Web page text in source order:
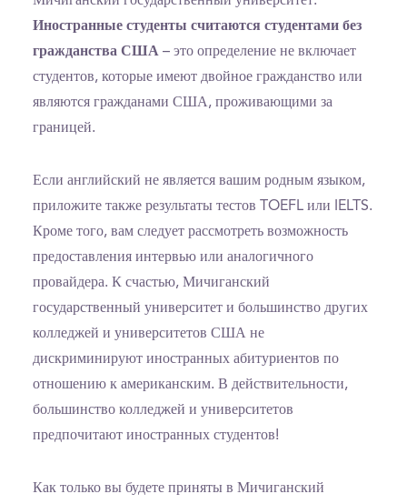
Иностранные студенты считаются студентами без
гражданства США – это определение не включает
студентов, которые имеют двойное гражданство или
являются гражданами США, проживающими за
границей.
Если английский не является вашим родным языком,
приложите также результаты тестов TOEFL или IELTS.
Кроме того, вам следует рассмотреть возможность
предоставления интервью или аналогичного
провайдера. К счастью, Мичиганский
государственный университет и большинство других
колледжей и университетов США не
дискриминируют иностранных абитуриентов по
отношению к американским. В действительности,
большинство колледжей и университетов
предпочитают иностранных студентов!
Как только вы будете приняты в Мичиганский